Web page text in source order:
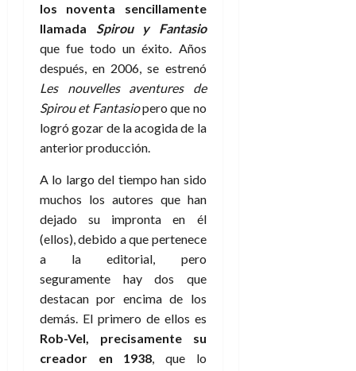
los noventa sencillamente
llamada Spirou y Fantasio
que fue todo un éxito. Años
después, en 2006, se estrenó
Les nouvelles aventures de
Spirou et Fantasiopero que no
logró gozar de la acogida de la
anterior producción.
A lo largo del tiempo han sido
muchos los autores que han
dejado su impronta en él
(ellos), debido a que pertenece
a la editorial, pero
seguramente hay dos que
destacan por encima de los
demás. El primero de ellos es
Rob-Vel, precisamente su
creador en 1938, que lo